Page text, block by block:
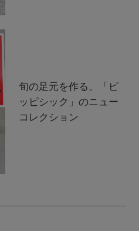
旬の足元を作る。「ピ
ッピシック」のニュー
コレクション